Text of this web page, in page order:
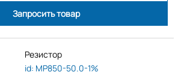
Запросить товар
Резистор
id: MP850-50.0-1%